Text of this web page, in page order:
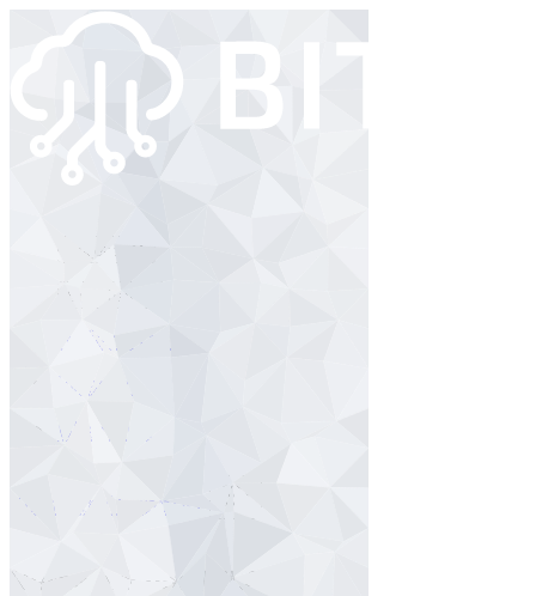
Angebot
Branchen
Referenzen
Wissen
Über uns
Kontakt / Support
Netzwerk und WLAN